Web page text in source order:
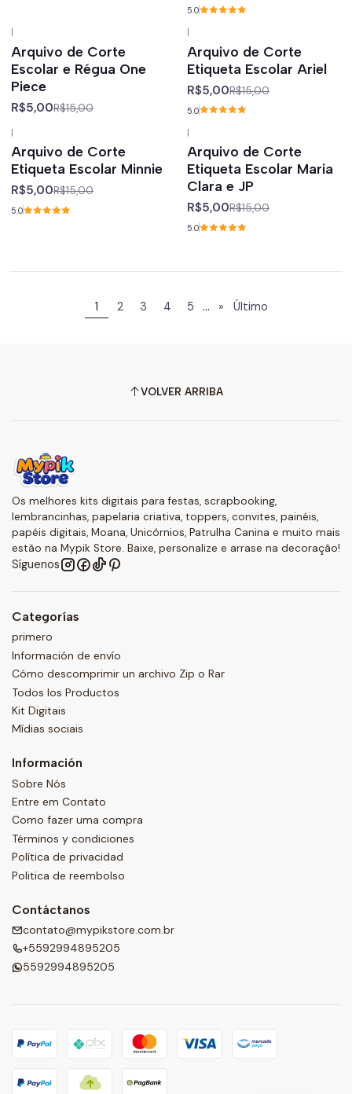
5.0
|
Arquivo de Corte
Escolar e Régua One
Piece
R$5,00R$15,00
|
Arquivo de Corte
Etiqueta Escolar Ariel
R$5,00R$15,00
5.0
|
Arquivo de Corte
Etiqueta Escolar Minnie
R$5,00R$15,00
5.0
|
Arquivo de Corte
Etiqueta Escolar Maria
Clara e JP
R$5,00R$15,00
5.0
1 2 3 4 5 ... » Último
VOLVER ARRIBA
Os melhores kits digitais para festas, scrapbooking,
lembrancinhas, papelaria criativa, toppers, convites, painéis,
papéis digitais, Moana, Unicórnios, Patrulha Canina e muito mais
estão na Mypik Store. Baixe, personalize e arrase na decoração!
Síguenos
Categorías
primero
Información de envío
Cómo descomprimir un archivo Zip o Rar
Todos los Productos
Kit Digitais
Mídias sociais
Información
Sobre Nós
Entre em Contato
Como fazer uma compra
Términos y condiciones
Política de privacidad
Politica de reembolso
Contáctanos
contato@mypikstore.com.br
+5592994895205
5592994895205